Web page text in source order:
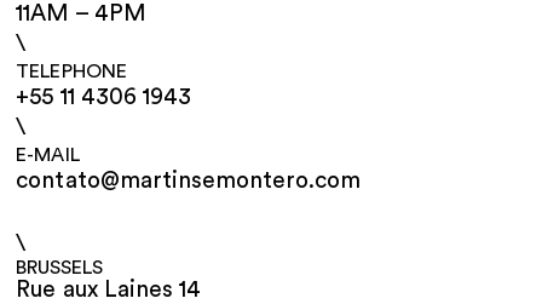
11AM – 4PM
\
TELEPHONE
+55 11 4306 1943
\
E-MAIL
contato@martinsemontero.com
\
BRUSSELS
Rue aux Laines 14